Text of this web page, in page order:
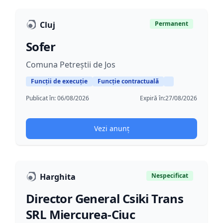
Cluj Permanent
Sofer
Comuna Petreștii de Jos
Funcții de execuție
Funcție contractuală
Publicat în:06/08/2026 Expiră în:27/08/2026
Vezi anunț
Harghita Nespecificat
Director General Csiki Trans
SRL Miercurea-Ciuc